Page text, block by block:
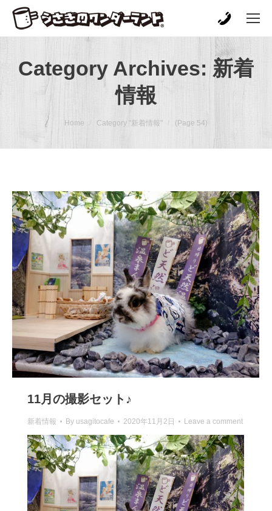
Category Archives: 新着
情報
You are here: Home Category "新着情報" (Page 54)
11月の撮影セット♪
新着情報 By usagitocafe 2020年11月2日 Leave a comment